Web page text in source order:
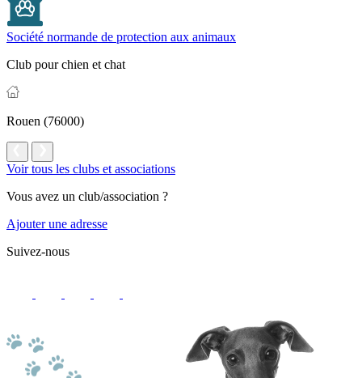
Société normande de protection aux animaux
Club pour chien et chat
Rouen (76000)
Voir tous les clubs et associations
Vous avez un club/association ?
Ajouter une adresse
Suivez-nous